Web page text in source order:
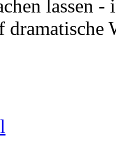
lassen